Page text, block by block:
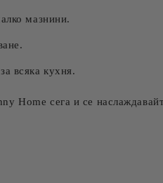
мазнини.
всяка кухня.
Home сега и се